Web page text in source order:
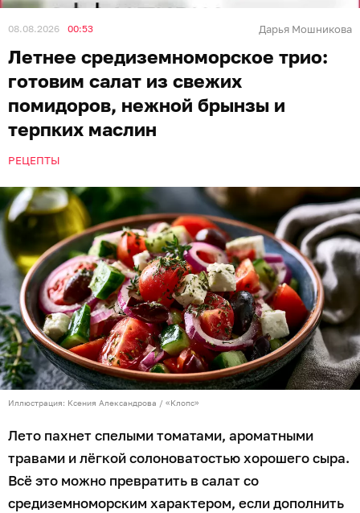
08.08.2026 00:53 Дарья Мошникова
Летнее средиземноморское трио:
готовим салат из свежих
помидоров, нежной брынзы и
терпких маслин
РЕЦЕПТЫ
Иллюстрация: Ксения Александрова / «Клопс»
Лето пахнет спелыми томатами, ароматными
травами и лёгкой солоноватостью хорошего сыра.
Всё это можно превратить в салат со
средиземноморским характером, если дополнить